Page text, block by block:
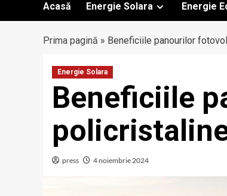
Acasă Energie Solara Energie
Prima pagină » Beneficiile panourilor
Energie Solara
Beneficiile
press 4 noiembrie 2024